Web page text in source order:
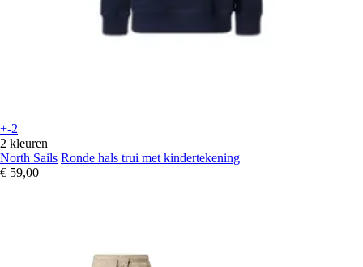
+-2
2 kleuren
North Sails Ronde hals trui met kindertekening
€ 59,00